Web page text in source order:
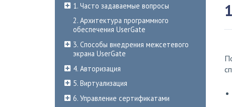
здесь1. Часто задаваемые вопросы
2. Архитектура программного
обеспечения UserGate
3. Способы внедрения межсетевого
экрана UserGate
4. Авторизация
5. Виртуализация
6. Управление сертификатами